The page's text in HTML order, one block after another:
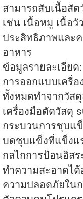
สามารถสับเนื้อสั
เช่น เนื้อหมู เนื้อ
ประสิทธิภาพและ
อาหาร
ข้อมูลรายละเอียด:
การออกแบบเครื่
ทั้งหมดทำจากวัส
เครื่องมือตัดวัสดุ
กระบวนการชุบแ
บดชุบแข็งที่แข็งแ
กลไกการป้อนอิส
ทำความสะอาดไ
ความปลอดภัยใน